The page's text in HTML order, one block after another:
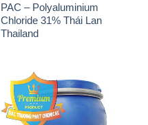
PAC – Polyaluminium
Chloride 31% Thái Lan
Thailand